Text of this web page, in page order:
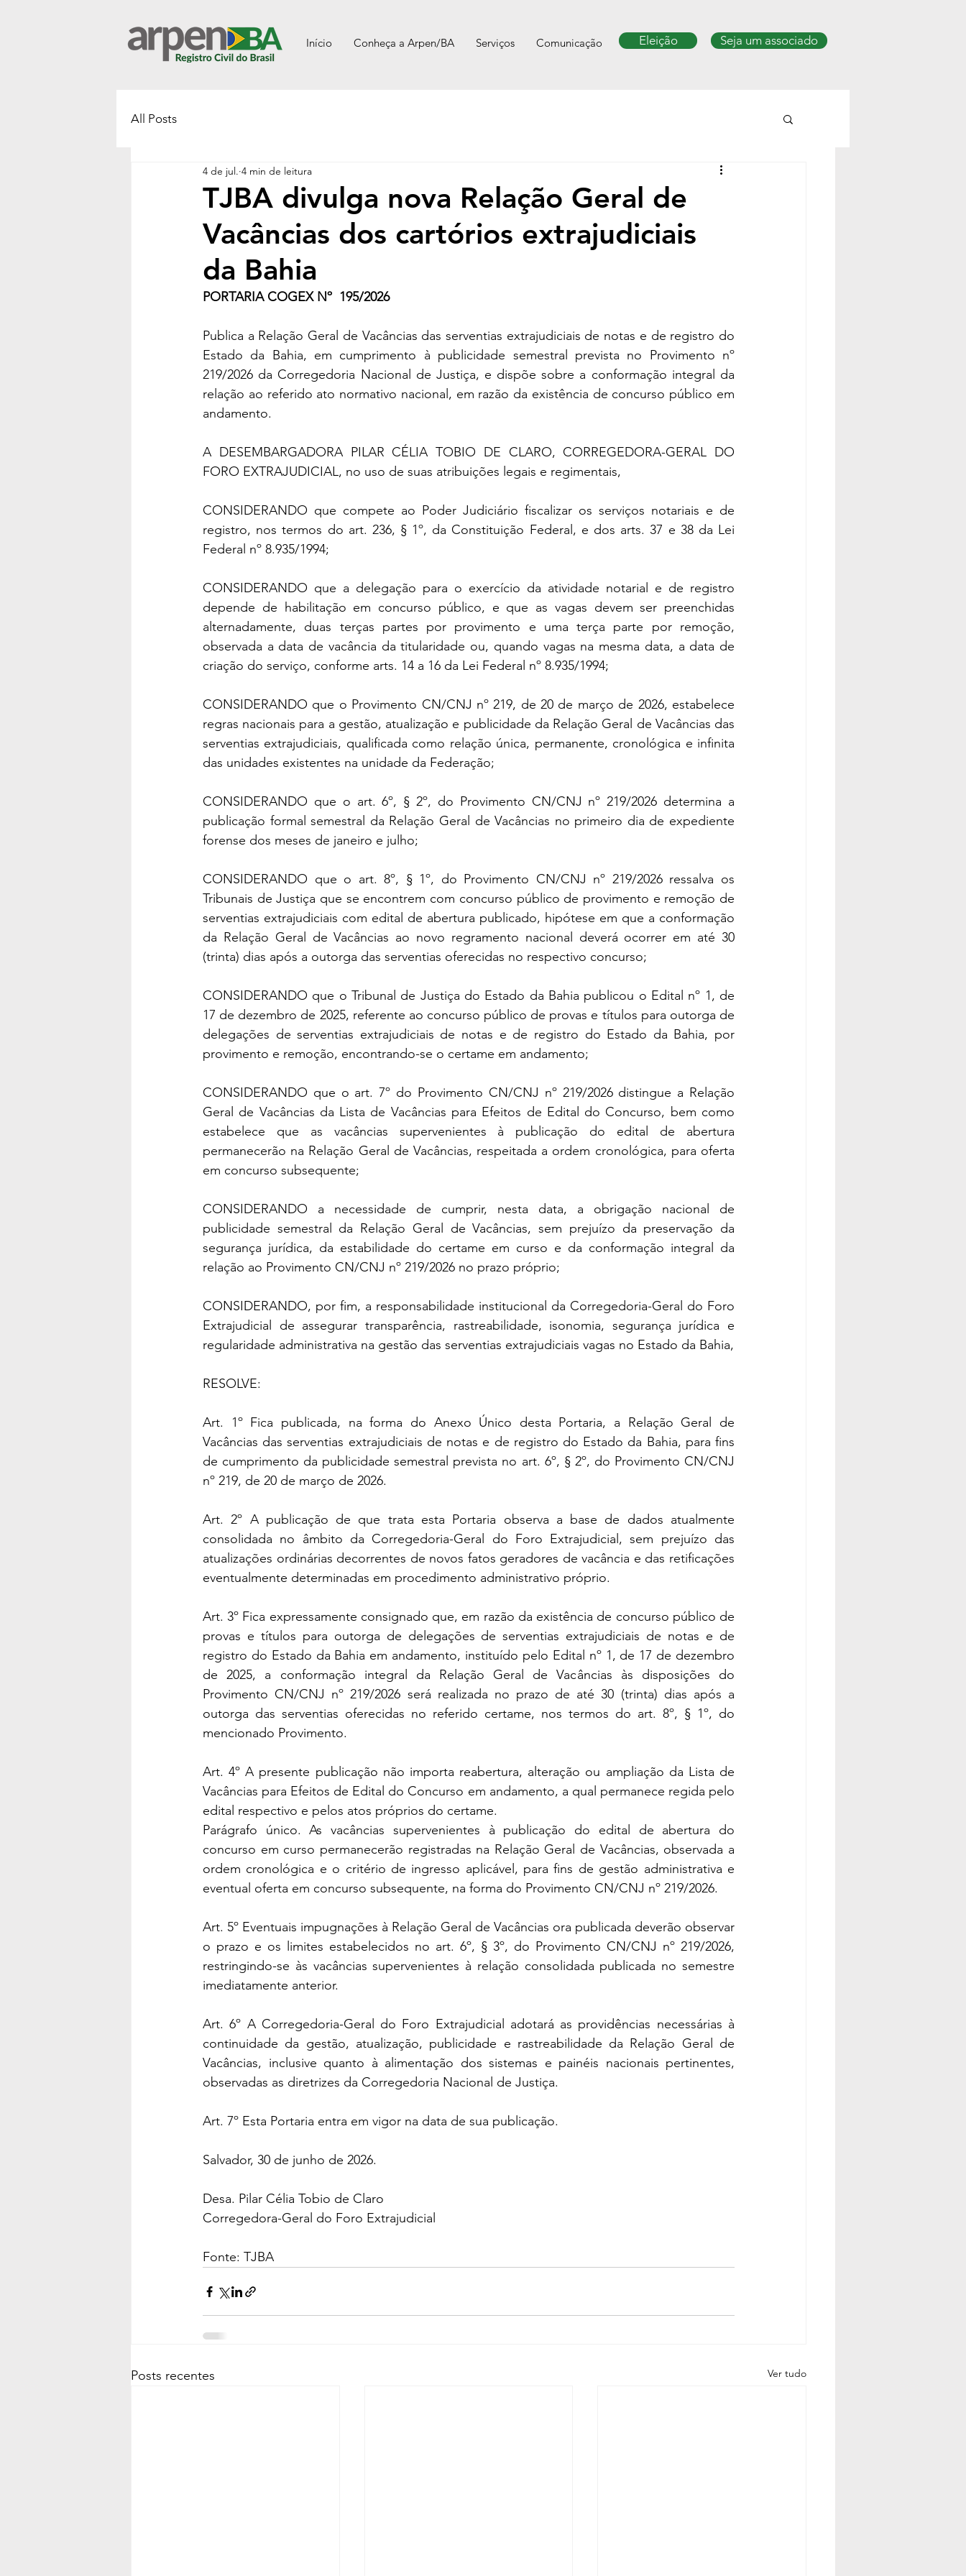
Início Conheça a Arpen/BA Serviços Comunicação Eleição Seja um associado
All Posts
TJBA divulga nova Relação Geral de
Vacâncias dos cartórios extrajudiciais
da Bahia
4 de jul. 4 min de leitura
PORTARIA COGEX Nº  195/2026
Publica a Relação Geral de Vacâncias das serventias extrajudiciais de notas e de registro do
Estado da Bahia, em cumprimento à publicidade semestral prevista no Provimento nº
219/2026 da Corregedoria Nacional de Justiça, e dispõe sobre a conformação integral da
relação ao referido ato normativo nacional, em razão da existência de concurso público em
andamento.
A DESEMBARGADORA PILAR CÉLIA TOBIO DE CLARO, CORREGEDORA-GERAL DO
FORO EXTRAJUDICIAL, no uso de suas atribuições legais e regimentais,
CONSIDERANDO que compete ao Poder Judiciário fiscalizar os serviços notariais e de
registro, nos termos do art. 236, § 1º, da Constituição Federal, e dos arts. 37 e 38 da Lei
Federal nº 8.935/1994;
CONSIDERANDO que a delegação para o exercício da atividade notarial e de registro
depende de habilitação em concurso público, e que as vagas devem ser preenchidas
alternadamente, duas terças partes por provimento e uma terça parte por remoção,
observada a data de vacância da titularidade ou, quando vagas na mesma data, a data de
criação do serviço, conforme arts. 14 a 16 da Lei Federal nº 8.935/1994;
CONSIDERANDO que o Provimento CN/CNJ nº 219, de 20 de março de 2026, estabelece
regras nacionais para a gestão, atualização e publicidade da Relação Geral de Vacâncias das
serventias extrajudiciais, qualificada como relação única, permanente, cronológica e infinita
das unidades existentes na unidade da Federação;
CONSIDERANDO que o art. 6º, § 2º, do Provimento CN/CNJ nº 219/2026 determina a
publicação formal semestral da Relação Geral de Vacâncias no primeiro dia de expediente
forense dos meses de janeiro e julho;
CONSIDERANDO que o art. 8º, § 1º, do Provimento CN/CNJ nº 219/2026 ressalva os
Tribunais de Justiça que se encontrem com concurso público de provimento e remoção de
serventias extrajudiciais com edital de abertura publicado, hipótese em que a conformação
da Relação Geral de Vacâncias ao novo regramento nacional deverá ocorrer em até 30
(trinta) dias após a outorga das serventias oferecidas no respectivo concurso;
CONSIDERANDO que o Tribunal de Justiça do Estado da Bahia publicou o Edital nº 1, de
17 de dezembro de 2025, referente ao concurso público de provas e títulos para outorga de
delegações de serventias extrajudiciais de notas e de registro do Estado da Bahia, por
provimento e remoção, encontrando-se o certame em andamento;
CONSIDERANDO que o art. 7º do Provimento CN/CNJ nº 219/2026 distingue a Relação
Geral de Vacâncias da Lista de Vacâncias para Efeitos de Edital do Concurso, bem como
estabelece que as vacâncias supervenientes à publicação do edital de abertura
permanecerão na Relação Geral de Vacâncias, respeitada a ordem cronológica, para oferta
em concurso subsequente;
CONSIDERANDO a necessidade de cumprir, nesta data, a obrigação nacional de
publicidade semestral da Relação Geral de Vacâncias, sem prejuízo da preservação da
segurança jurídica, da estabilidade do certame em curso e da conformação integral da
relação ao Provimento CN/CNJ nº 219/2026 no prazo próprio;
CONSIDERANDO, por fim, a responsabilidade institucional da Corregedoria-Geral do Foro
Extrajudicial de assegurar transparência, rastreabilidade, isonomia, segurança jurídica e
regularidade administrativa na gestão das serventias extrajudiciais vagas no Estado da Bahia,
RESOLVE:
Art. 1º Fica publicada, na forma do Anexo Único desta Portaria, a Relação Geral de
Vacâncias das serventias extrajudiciais de notas e de registro do Estado da Bahia, para fins
de cumprimento da publicidade semestral prevista no art. 6º, § 2º, do Provimento CN/CNJ
nº 219, de 20 de março de 2026.
Art. 2º A publicação de que trata esta Portaria observa a base de dados atualmente
consolidada no âmbito da Corregedoria-Geral do Foro Extrajudicial, sem prejuízo das
atualizações ordinárias decorrentes de novos fatos geradores de vacância e das retificações
eventualmente determinadas em procedimento administrativo próprio.
Art. 3º Fica expressamente consignado que, em razão da existência de concurso público de
provas e títulos para outorga de delegações de serventias extrajudiciais de notas e de
registro do Estado da Bahia em andamento, instituído pelo Edital nº 1, de 17 de dezembro
de 2025, a conformação integral da Relação Geral de Vacâncias às disposições do
Provimento CN/CNJ nº 219/2026 será realizada no prazo de até 30 (trinta) dias após a
outorga das serventias oferecidas no referido certame, nos termos do art. 8º, § 1º, do
mencionado Provimento.
Art. 4º A presente publicação não importa reabertura, alteração ou ampliação da Lista de
Vacâncias para Efeitos de Edital do Concurso em andamento, a qual permanece regida pelo
edital respectivo e pelos atos próprios do certame.
Parágrafo único. As vacâncias supervenientes à publicação do edital de abertura do
concurso em curso permanecerão registradas na Relação Geral de Vacâncias, observada a
ordem cronológica e o critério de ingresso aplicável, para fins de gestão administrativa e
eventual oferta em concurso subsequente, na forma do Provimento CN/CNJ nº 219/2026.
Art. 5º Eventuais impugnações à Relação Geral de Vacâncias ora publicada deverão observar
o prazo e os limites estabelecidos no art. 6º, § 3º, do Provimento CN/CNJ nº 219/2026,
restringindo-se às vacâncias supervenientes à relação consolidada publicada no semestre
imediatamente anterior.
Art. 6º A Corregedoria-Geral do Foro Extrajudicial adotará as providências necessárias à
continuidade da gestão, atualização, publicidade e rastreabilidade da Relação Geral de
Vacâncias, inclusive quanto à alimentação dos sistemas e painéis nacionais pertinentes,
observadas as diretrizes da Corregedoria Nacional de Justiça.
Art. 7º Esta Portaria entra em vigor na data de sua publicação.
Salvador, 30 de junho de 2026.
Desa. Pilar Célia Tobio de Claro
Corregedora-Geral do Foro Extrajudicial
Fonte: TJBA
Posts recentes Ver tudo